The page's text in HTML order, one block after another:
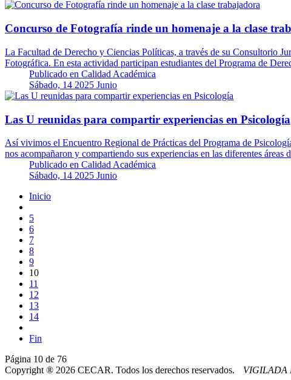
Concurso de Fotografía rinde un homenaje a la clase
La Facultad de Derecho y Ciencias Políticas, a través de su Consultorio
Fotográfica. En esta actividad participan estudiantes del Programa de
Publicado en Calidad Académica
Sábado, 14 2025 Junio
Las U reunidas para compartir experiencias en Psicología
Así vivimos el Encuentro Regional de Prácticas del Programa de
nos acompañaron y compartiendo sus experiencias en las diferentes
Publicado en Calidad Académica
Sábado, 14 2025 Junio
Inicio
5
6
7
8
9
10
11
12
13
14
Fin
Página 10 de 76
Copyright ® 2026 CECAR. Todos los derechos reservados.
VIGILADA